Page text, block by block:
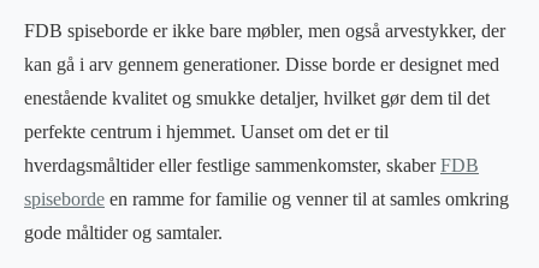
FDB spiseborde er ikke bare møbler, men også arvestykker, der
kan gå i arv gennem generationer. Disse borde er designet med
enestående kvalitet og smukke detaljer, hvilket gør dem til det
perfekte centrum i hjemmet. Uanset om det er til
hverdagsmåltider eller festlige sammenkomster, skaberFDB
spiseborde en ramme for familie og venner til at samles omkring
gode måltider og samtaler.